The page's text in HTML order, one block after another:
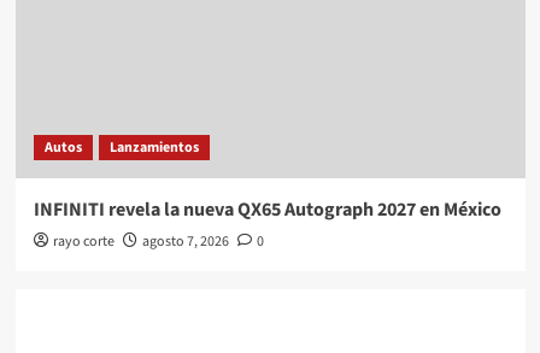
Autos Lanzamientos
INFINITI revela la nueva QX65 Autograph 2027 en México
rayo corte agosto 7, 2026 0